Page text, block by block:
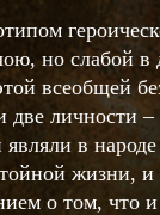
но слабой в
всеобщей
две личности
в
жизни, и
о том, что